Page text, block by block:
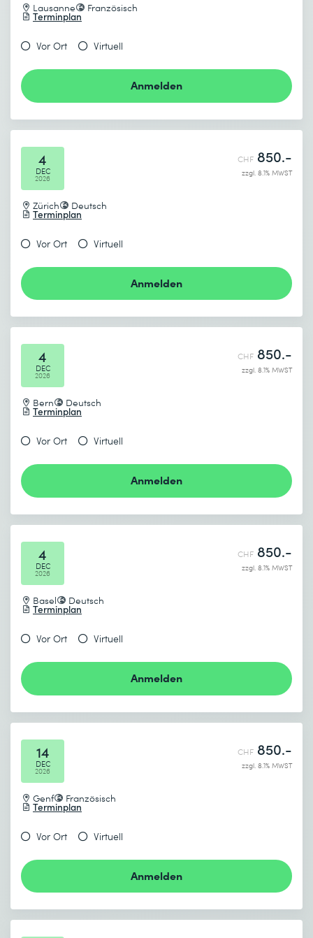
Lausanne Französisch
Terminplan
Vor Ort Virtuell
Anmelden
4
DEC
2026
Zürich Deutsch
Terminplan
CHF 850.-
zzgl. 8.1% MWST
Vor Ort Virtuell
Anmelden
4
DEC
2026
Bern Deutsch
Terminplan
CHF 850.-
zzgl. 8.1% MWST
Vor Ort Virtuell
Anmelden
4
DEC
2026
Basel Deutsch
Terminplan
CHF 850.-
zzgl. 8.1% MWST
Vor Ort Virtuell
Anmelden
14
DEC
2026
Genf Französisch
Terminplan
CHF 850.-
zzgl. 8.1% MWST
Vor Ort Virtuell
Anmelden